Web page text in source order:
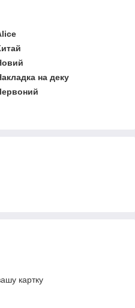
на деку
картку